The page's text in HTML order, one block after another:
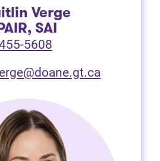
Verge
SAI
5608